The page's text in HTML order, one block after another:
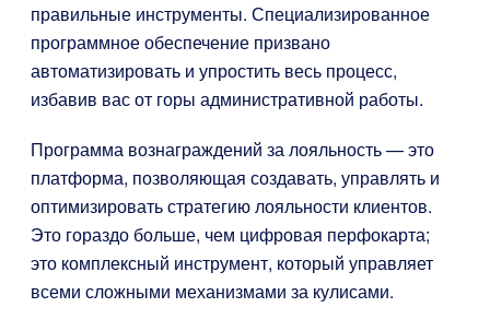
правильные инструменты. Специализированное
программное обеспечение призвано
автоматизировать и упростить весь процесс,
избавив вас от горы административной работы.
Программа вознаграждений за лояльность — это
платформа, позволяющая создавать, управлять и
оптимизировать стратегию лояльности клиентов.
Это гораздо больше, чем цифровая перфокарта;
это комплексный инструмент, который управляет
всеми сложными механизмами за кулисами.